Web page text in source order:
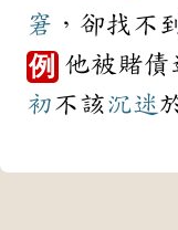
窘 ，卻找不
例 他被賭債
初不該沉迷